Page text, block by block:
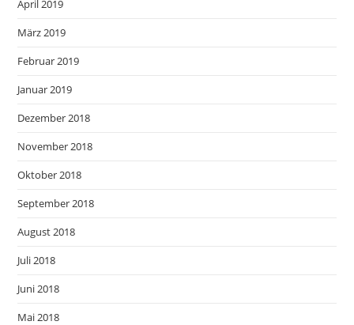
April 2019
März 2019
Februar 2019
Januar 2019
Dezember 2018
November 2018
Oktober 2018
September 2018
August 2018
Juli 2018
Juni 2018
Mai 2018